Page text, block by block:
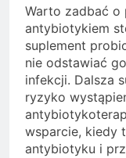
Warto zadbać o
antybiotykiem
suplement
nie odstawiać
infekcji. Dalsza
ryzyko
wsparcie, kiedy
antybiotyku i